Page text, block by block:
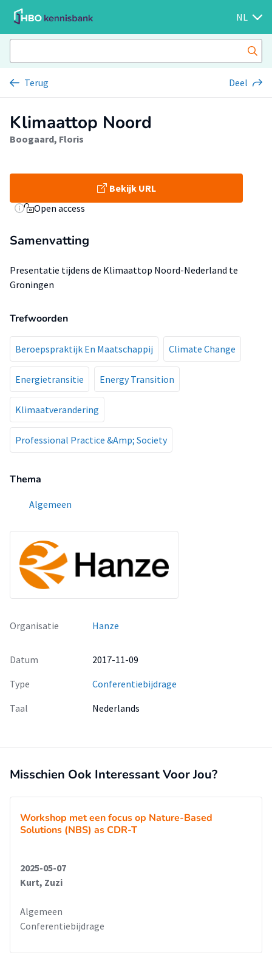
NL
Terug Deel
Klimaattop Noord
Boogaard, Floris
Bekijk URL
Open access
Samenvatting
Presentatie tijdens de Klimaattop Noord-Nederland te
Groningen
Trefwoorden
Beroepspraktijk En Maatschappij Climate Change
Energietransitie Energy Transition
Klimaatverandering
Professional Practice &Amp; Society
Thema
Algemeen
Organisatie Hanze
Datum
2017-11-09
Type
Conferentiebijdrage
Taal
Nederlands
Misschien Ook Interessant Voor Jou?
Workshop met een focus op Nature-Based
Solutions (NBS) as CDR-T
2025-05-07
Kurt, Zuzi
Algemeen
Conferentiebijdrage